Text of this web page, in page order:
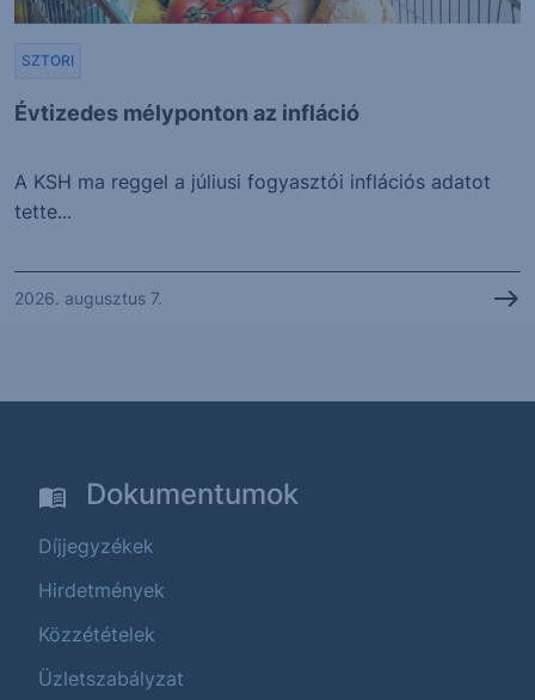
Évtizedes mélyponton az infláció
SZTORI
A KSH ma reggel a júliusi fogyasztói inflációs adatot
tette...
2026. augusztus 7.
Dokumentumok
Díjjegyzékek
Hirdetmények
Közzétételek
Üzletszabályzat